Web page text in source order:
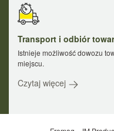
Transport i odbiór
Istnieje możliwość dowozu
miejscu.
Czytaj więcej